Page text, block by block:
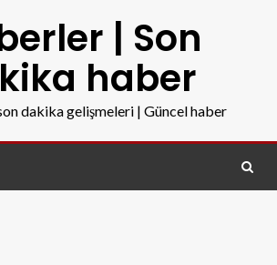
| Son
haber
dakika gelişmeleri | Güncel haber